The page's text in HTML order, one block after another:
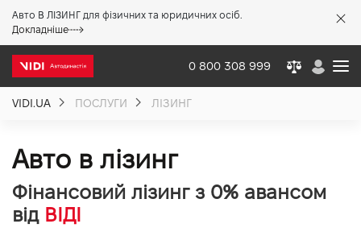
Авто В ЛІЗИНГ для фізичних та юридичних осіб.
Докладніше
0 800 308 999
VIDI.UA ПОСЛУГИ ЛІЗИНГ
Авто в лізинг
Фінансовий лізинг з 0% авансом
від ВІДІ
Акції %
Новини